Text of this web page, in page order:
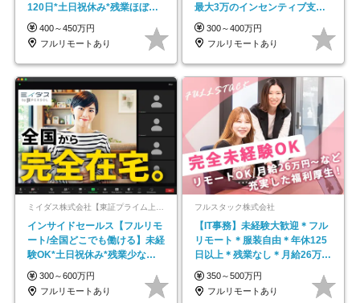
120日*土日祝休み*残業ほぼな
し*育児中社員8割以上
400～450万円
フルリモートあり
最大3万のインセンティブ支給/
平均年齢33歳
300～400万円
フルリモートあり
ミイダス株式会社【東証プライム上場パーソルグループ】
インサイドセールス【フルリモ
ート/全国どこでも働ける】未経
験OK*土日祝休み*残業少なめ*
在宅勤務手当あり
300～600万円
フルリモートあり
フルスタック株式会社
【IT事務】未経験大歓迎＊フル
リモート＊服装自由＊年休125
日以上＊残業なし＊月給26万円
以上
350～500万円
フルリモートあり